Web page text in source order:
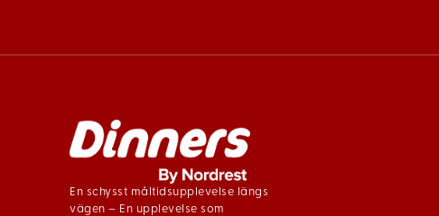
En schysst måltidsupplevelse längs
vägen – En upplevelse som